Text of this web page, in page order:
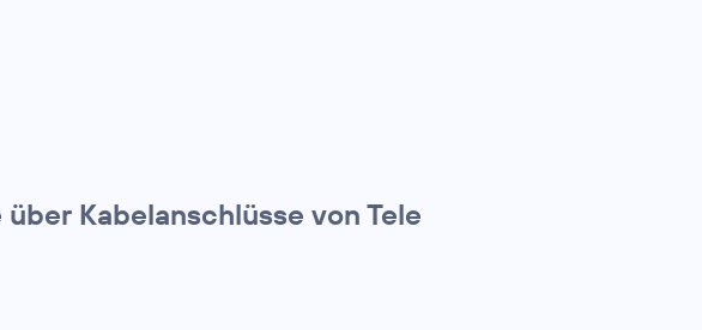
Kabelanschlüsse von Tele